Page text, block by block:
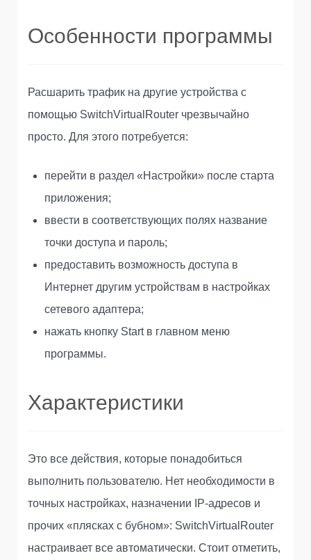
Особенности программы
Расшарить трафик на другие устройства с
помощью SwitchVirtualRouter чрезвычайно
просто. Для этого потребуется:
перейти в раздел «Настройки» после старта
приложения;
ввести в соответствующих полях название
точки доступа и пароль;
предоставить возможность доступа в
Интернет другим устройствам в настройках
сетевого адаптера;
нажать кнопку Start в главном меню
программы.
Характеристики
Это все действия, которые понадобиться
выполнить пользователю. Нет необходимости в
точных настройках, назначении IP-адресов и
прочих «плясках с бубном»: SwitchVirtualRouter
настраивает все автоматически. Стоит отметить,